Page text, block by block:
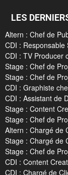
LES
Altern : Chef de
CDI : Responsable
CDI : TV Producer
Stage : Chef de
Stage : Chef de
CDI : Graphiste
CDI : Assistant de
Stage : Content
Stage : Chef de
Altern : Chargé de
Stage : Chargé de
Stage : Chef de
CDI : Content
CDI : Chargé de